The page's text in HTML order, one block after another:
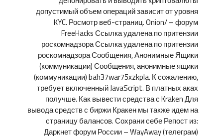
допустимый объем операций зависит от уровня
KYC. Росмотр веб-страниц. Onion/ – форум
FreeHacks Ссылка удалена по притензии
роскомнадзора Ссылка удалена по притензии
роскомнадзора Сообщения, Анонимные Ящики
(коммуникации) Сообщения, анонимные ящики
(коммуникации) bah37war75xzkpla. К сожалению,
требует включенный JavaScript. В платных аках
получше. Как вывести средства с Kraken Для
вывода средств с биржи Кракен мы также идем на
страницу балансов. Сохрани себе Репост из:
Даркнет форум России – WayAway (телеграм)